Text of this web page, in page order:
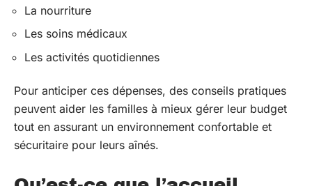
La nourriture
Les soins médicaux
Les activités quotidiennes
Pour anticiper ces dépenses, des conseils pratiques
peuvent aider les familles à mieux gérer leur budget
tout en assurant un environnement confortable et
sécuritaire pour leurs aînés.